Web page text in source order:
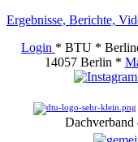
Ergebnisse, Berichte,
Login * BTU *
14057 Berlin *
Dachverband